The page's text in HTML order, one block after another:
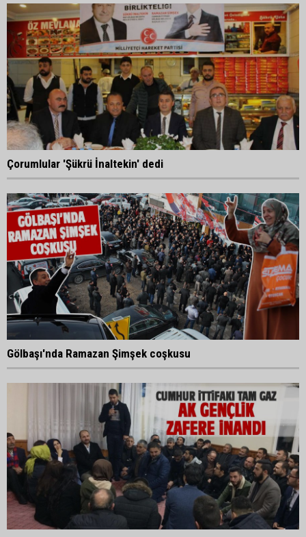
Çorumlular 'Şükrü İnaltekin' dedi
Gölbaşı'nda Ramazan Şimşek coşkusu